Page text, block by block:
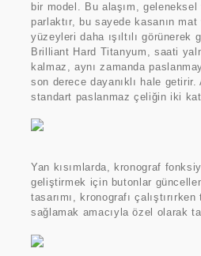
bir model. Bu alaşım,
parlaktır, bu sayede kasanın
yüzeyleri daha ışıltılı görünerek
Brilliant Hard Titanyum, saati
kalmaz, aynı zamanda
son derece dayanıklı hale
standart paslanmaz çeliğin iki
Yan kısımlarda, kronograf
geliştirmek için butonlar
tasarımı, kronografı
sağlamak amacıyla özel olarak